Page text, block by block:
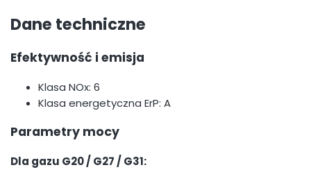
Dane techniczne
Efektywność i emisja
Klasa NOx: 6
Klasa energetyczna ErP: A
Parametry mocy
Dla gazu G20 / G27 / G31: